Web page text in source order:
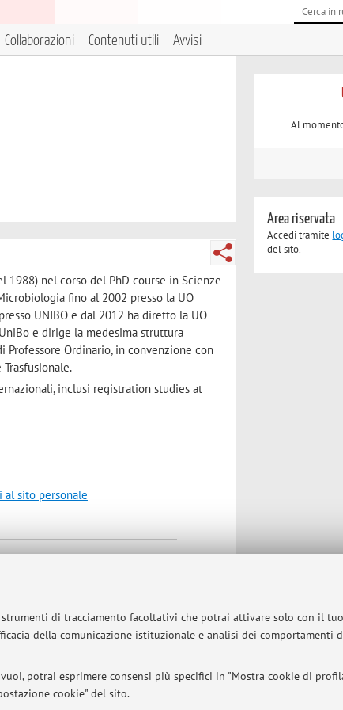
di tracciamento facoltativi che potrai attivare solo con il
della comunicazione istituzionale e analisi dei comportamenti
potrai esprimere consensi più specifici in "Mostra cookie di
cookie" del sito.
Collaborazioni Contenuti utili Avvisi
nel corso del PhD course in Scienze
fino al 2002 presso la UO
UNIBO e dal 2012 ha diretto la UO
e dirige la medesima struttura
Professore Ordinario, in convenzione con
inclusi registration studies at
al sito personale
richiesta scritta (da casella UniBo) a:
per chiarimenti o indicazioni
Al
Area riservata
Accedi tramite
del sito.